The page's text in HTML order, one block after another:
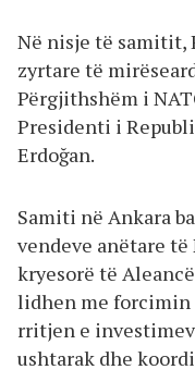
Në nisje të samitit,
zyrtare të
Përgjithshëm i
Presidenti i
Erdoğan.
Samiti në Ankara
vendeve anëtare të
kryesorë të
lidhen me forcimin
rritjen e
ushtarak dhe